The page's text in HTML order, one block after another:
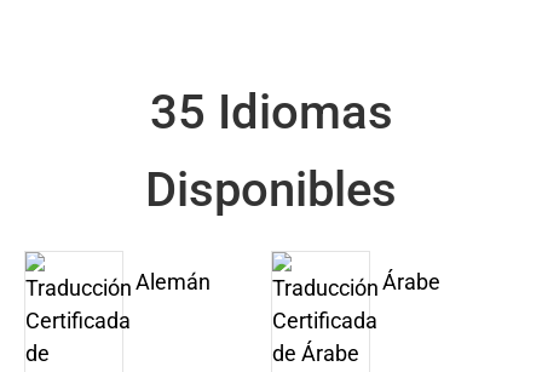
35 Idiomas
Disponibles
Alemán Árabe